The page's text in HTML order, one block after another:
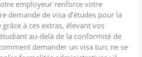
employeur renforce votre
demande de visa d’études pour la
à ces extras, élevant vos
au-delà de la conformité de
demander un visa turc ne se